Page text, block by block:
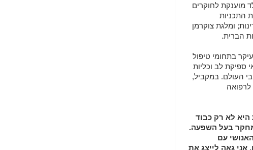
מוענקת לחוקרים
התכניות
ביותר לחילופי חוקרים, עם שותפים ביותר מ-155 מדינות; ומלגת צוקרמן
בתחומי טיפול
ספיקת לב וכליות
העולם. במקביל,
היא לא רק כבוד
מחקר בעל השפעה.
עם
אני גאה לייצג את